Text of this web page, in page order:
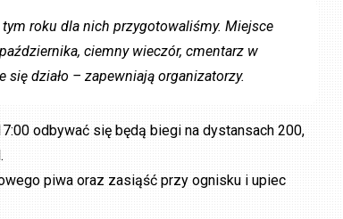
roku dla nich przygotowaliśmy. Miejsce
ciemny wieczór, cmentarz w
działo – zapewniają organizatorzy.
odbywać się będą biegi na dystansach 200,
piwa oraz zasiąść przy ognisku i upiec